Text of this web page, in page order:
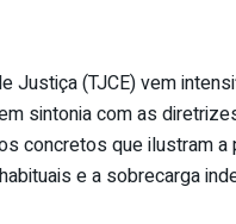
Justiça (TJCE) vem
sintonia com as
concretos que ilustram
e a sobrecarga